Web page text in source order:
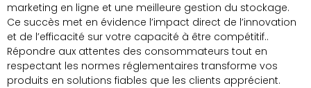
marketing en ligne et une meilleure gestion du stockage.
Ce succès met en évidence l’impact direct de l’innovation
et de l’efficacité sur votre capacité à être compétitif..
Répondre aux attentes des consommateurs tout en
respectant les normes réglementaires transforme vos
produits en solutions fiables que les clients apprécient.